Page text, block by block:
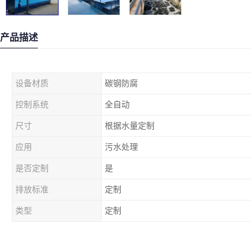
产品描述
设备材质 碳钢防腐
控制系统 全自动
尺寸 根据水量定制
应用 污水处理
是否定制 是
排放标准 定制
类型 定制